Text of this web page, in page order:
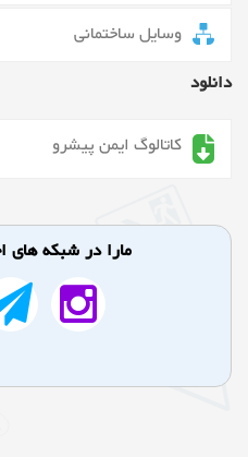
وسایل ساختمانی
دانلود
کاتالوگ ایمن پیشرو
مارا در شبکه های